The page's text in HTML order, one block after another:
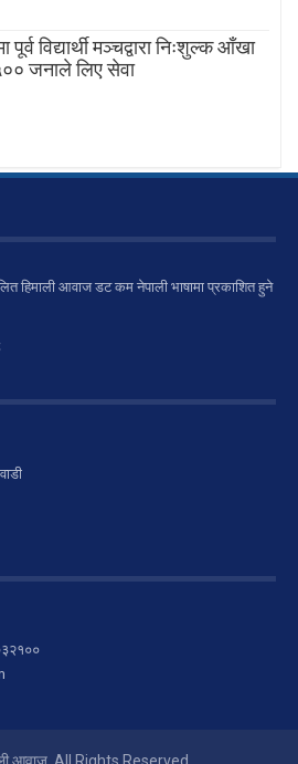
पूर्व विद्यार्थी मञ्चद्वारा निःशुल्क आँखा
जनाले लिए सेवा
हिमाली आवाज डट कम नेपाली भाषामा प्रकाशित हुने